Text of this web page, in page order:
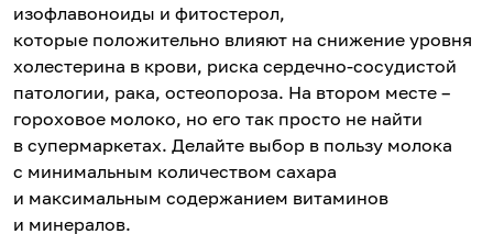
изофлавоноиды и фитостерол,
которые положительно влияют на снижение уровня
холестерина в крови, риска сердечно-сосудистой
патологии, рака, остеопороза. На втором месте –
гороховое молоко, но его так просто не найти
в супермаркетах. Делайте выбор в пользу молока
с минимальным количеством сахара
и максимальным содержанием витаминов
и минералов.